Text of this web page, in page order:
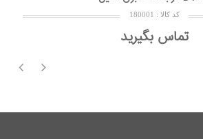
کد کالا : 180001